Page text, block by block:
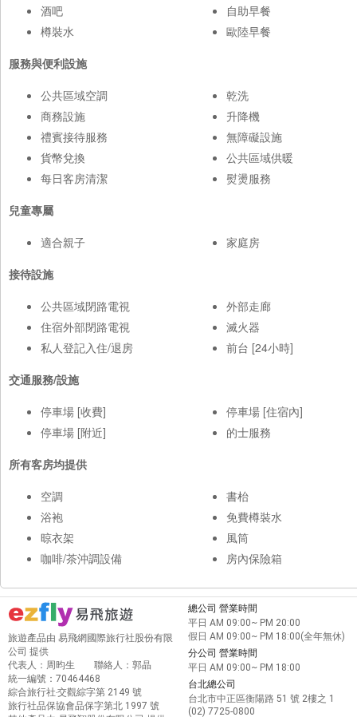
酒吧
樽裝水
自助早餐
歐陸早餐
服務與便利設施
公共區域空調
商務設施
禮賓接待服務
貨幣兌換
每日客房清潔
乾洗
升降機
無障礙設施
公共區域供暖
熨燙服務
兒童專屬
適合親子
家庭房
接待設施
公共區域閉路電視
住宿外部閉路電視
私人登記入住/退房
外部走廊
滅火器
前台 [24小時]
交通服務/設施
停車場 [收費]
停車場 [附近]
停車場 [住宿內]
的士服務
所有客房均提供
空調
浴袍
晾衣架
咖啡/茶沖調設備
書枱
免費樽裝水
風筒
房內保險箱